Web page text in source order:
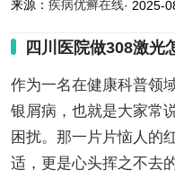
来源： 疾病优癣在线· 2025-
四川医院做308激光
作为一名在健康科普领
银屑病，也就是大家常
困扰。那一片片恼人的
适，更是心头挥之不去